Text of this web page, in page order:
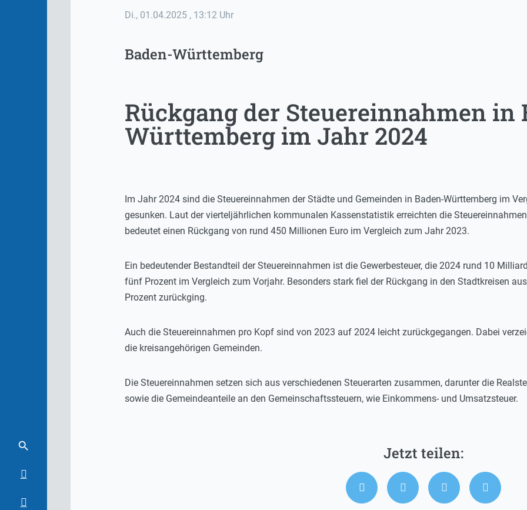
Di., 01.04.2025 , 13:12 Uhr
Baden-Württemberg
Rückgang der Steuereinnahmen in
Württemberg im Jahr 2024
Im Jahr 2024 sind die Steuereinnahmen der Städte und Gemeinden in Baden-Württemberg im
gesunken. Laut der vierteljährlichen kommunalen Kassenstatistik erreichten die
bedeutet einen Rückgang von rund 450 Millionen Euro im Vergleich zum Jahr 2023.
Ein bedeutender Bestandteil der Steuereinnahmen ist die Gewerbesteuer, die 2024 rund 10
fünf Prozent im Vergleich zum Vorjahr. Besonders stark fiel der Rückgang in den Stadtkreisen
Prozent zurückging.
Auch die Steuereinnahmen pro Kopf sind von 2023 auf 2024 leicht zurückgegangen. Dabei
die kreisangehörigen Gemeinden.
Die Steuereinnahmen setzen sich aus verschiedenen Steuerarten zusammen, darunter die
sowie die Gemeindeanteile an den Gemeinschaftssteuern, wie Einkommens- und Umsatzsteuer.